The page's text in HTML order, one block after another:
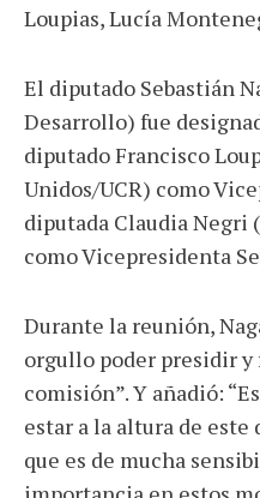
Loupias, Lucía
El diputado Sebastián
Desarrollo) fue
diputado Francisco
Unidos/UCR) como
diputada Claudia Negri
como Vicepresidenta
Durante la reunión,
orgullo poder presidir y
comisión”. Y añadió:
estar a la altura de
que es de mucha